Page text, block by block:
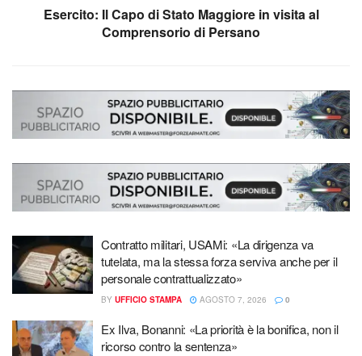
Esercito: Il Capo di Stato Maggiore in visita al
Comprensorio di Persano
Contratto militari, USAMi: «La dirigenza va
tutelata, ma la stessa forza serviva anche per il
personale contrattualizzato»
BY UFFICIO STAMPA AGOSTO 7, 2026 0
Ex Ilva, Bonanni: «La priorità è la bonifica, non il
ricorso contro la sentenza»